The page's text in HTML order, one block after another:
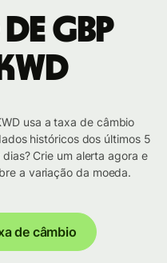
GBP
usa a taxa de câmbio
históricos dos últimos 5
Crie um alerta agora e
a variação da moeda.
de câmbio